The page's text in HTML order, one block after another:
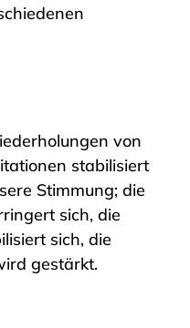
von
stabilisiert
Stimmung; die
sich, die
sich, die
gestärkt.